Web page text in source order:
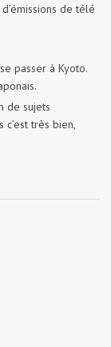
de télé
passer à Kyoto.
de sujets
très bien,